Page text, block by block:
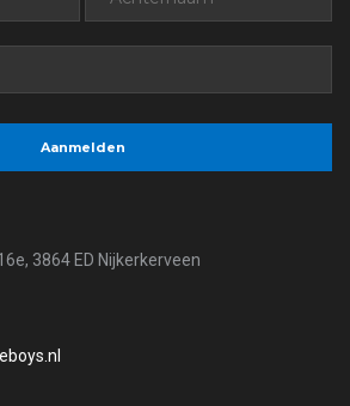
3864 ED Nijkerkerveen